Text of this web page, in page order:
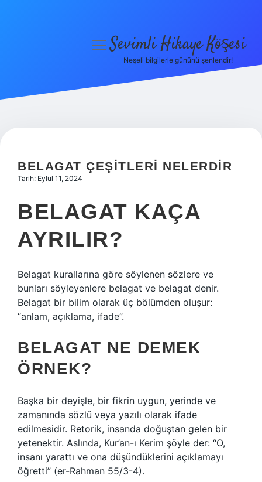
Hakkımızda
menüyüSevimli Hikaye Köşesi
Neşeli bilgilerle gününü şenlendir!
BELAGAT ÇEŞITLERI NELERDIR
Tarih: Eylül 11, 2024
BELAGAT KAÇA
AYRILIR?
Belagat kurallarına göre söylenen sözlere ve
bunları söyleyenlere belagat ve belagat denir.
Belagat bir bilim olarak üç bölümden oluşur:
“anlam, açıklama, ifade”.
BELAGAT NE DEMEK
ÖRNEK?
Başka bir deyişle, bir fikrin uygun, yerinde ve
zamanında sözlü veya yazılı olarak ifade
edilmesidir. Retorik, insanda doğuştan gelen bir
yetenektir. Aslında, Kur’an-ı Kerim şöyle der: “O,
insanı yarattı ve ona düşündüklerini açıklamayı
öğretti” (er-Rahman 55/3-4).